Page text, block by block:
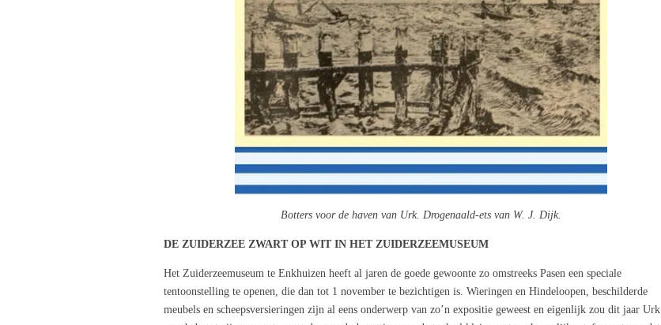
Botters voor de haven van Urk. Drogenaald-ets van W. J. Dijk.
DE ZUIDERZEE ZWART OP WIT IN HET ZUIDERZEEMUSEUM
Het Zuiderzeemuseum te Enkhuizen heeft al jaren de goede gewoonte zo omstreeks Pasen een speciale
tentoonstelling te openen, die dan tot 1 november te bezichtigen is. Wieringen en Hindeloopen, beschilderde
meubels en scheepsversieringen zijn al eens onderwerp van zo’n expositie geweest en eigenlijk zou dit jaar Urk